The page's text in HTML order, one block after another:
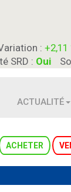
: +2,11
SRD : Oui
ACTUALITÉ
ACHETER